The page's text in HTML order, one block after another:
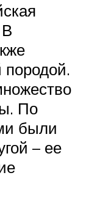
породой.
По
были
– ее